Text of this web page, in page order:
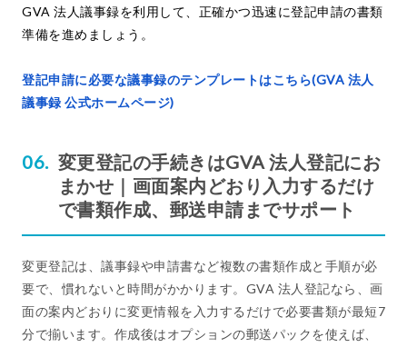
GVA 法人議事録を利用して、正確かつ迅速に登記申請の書類
準備を進めましょう。
登記申請に必要な議事録のテンプレートはこちら(GVA 法人
議事録 公式ホームページ)
変更登記の手続きはGVA 法人登記にお
まかせ｜画面案内どおり入力するだけ
で書類作成、郵送申請までサポート
変更登記は、議事録や申請書など複数の書類作成と手順が必
要で、慣れないと時間がかかります。GVA 法人登記なら、画
面の案内どおりに変更情報を入力するだけで必要書類が最短7
分で揃います。作成後はオプションの郵送パックを使えば、